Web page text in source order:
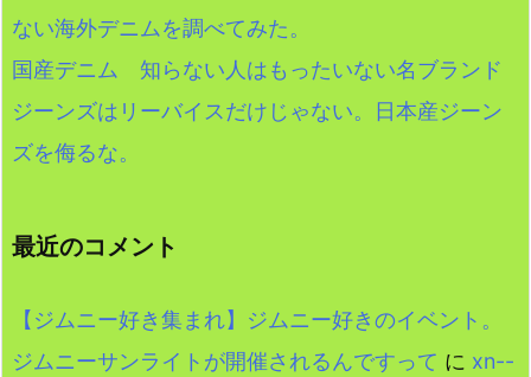
ない海外デニムを調べてみた。
国産デニム 知らない人はもったいない名ブランド
ジーンズはリーバイスだけじゃない。日本産ジーン
ズを侮るな。
最近のコメント
【ジムニー好き集まれ】ジムニー好きのイベント。
ジムニーサンライトが開催されるんですって に xn--